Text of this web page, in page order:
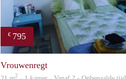
€ 795
Vrouwenregt
2